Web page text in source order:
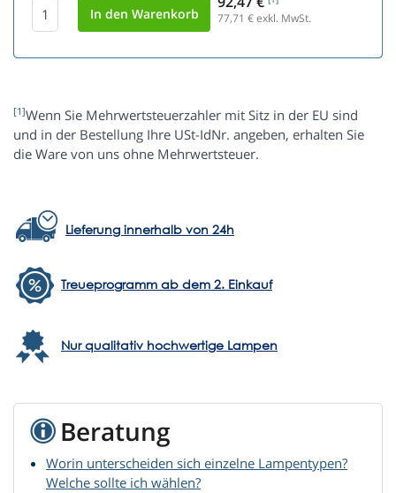
77,71 € exkl. MwSt.
[1]Wenn Sie Mehrwertsteuerzahler mit Sitz in der EU sind
und in der Bestellung Ihre USt-IdNr. angeben, erhalten Sie
die Ware von uns ohne Mehrwertsteuer.
Lieferung innerhalb von 24h
Treueprogramm ab dem 2. Einkauf
Nur qualitativ hochwertige Lampen
Beratung
Worin unterscheiden sich einzelne Lampentypen?
Welche sollte ich wählen?